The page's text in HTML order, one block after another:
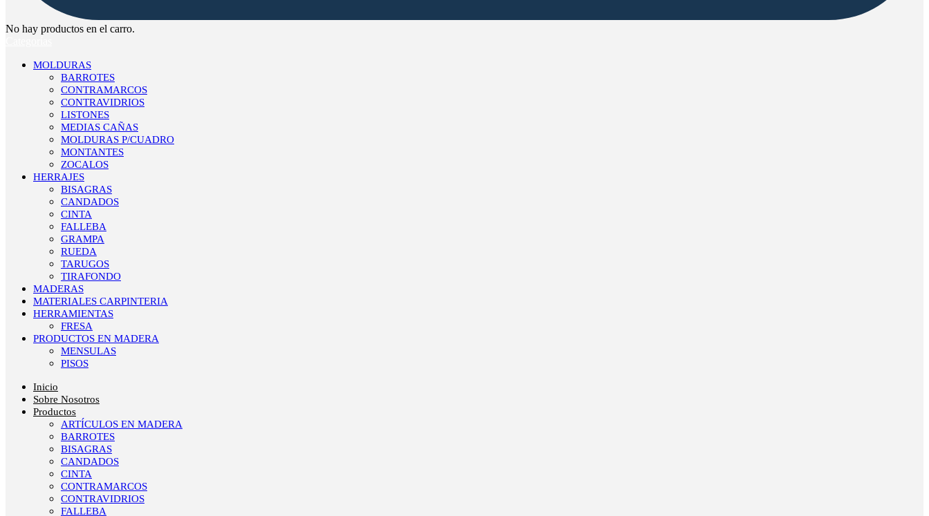
No hay productos en el carro.
MOLDURAS
BARROTES
CONTRAMARCOS
CONTRAVIDRIOS
LISTONES
MEDIAS CAÑAS
MOLDURAS P/CUADRO
MONTANTES
ZOCALOS
HERRAJES
BISAGRAS
CANDADOS
CINTA
FALLEBA
GRAMPA
RUEDA
TARUGOS
TIRAFONDO
MADERAS
MATERIALES CARPINTERIA
HERRAMIENTAS
FRESA
PRODUCTOS EN MADERA
MENSULAS
PISOS
Inicio
Sobre Nosotros
Productos
ARTÍCULOS EN MADERA
BARROTES
BISAGRAS
CANDADOS
CINTA
CONTRAMARCOS
CONTRAVIDRIOS
FALLEBA